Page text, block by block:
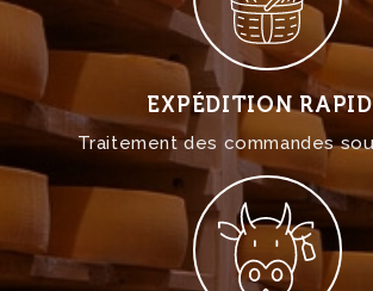
EXPÉDITION
Traitement des commandes